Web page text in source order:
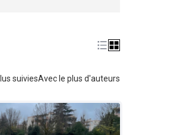
suiviesAvec le plus d'auteurs